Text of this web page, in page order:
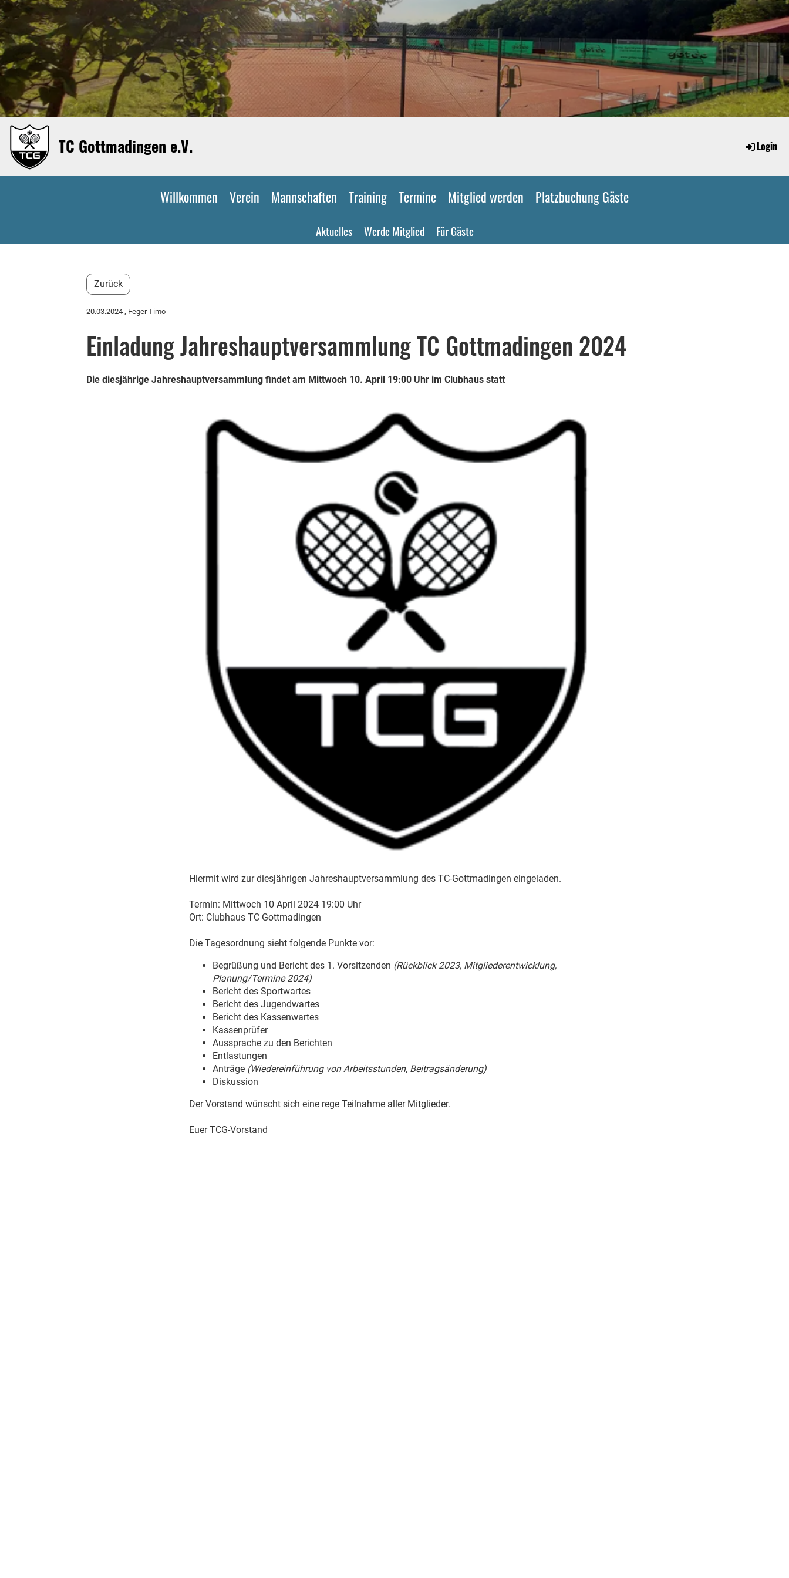
TC Gottmadingen e.V. Login
Willkommen Verein Mannschaften Training Termine Mitglied werden Platzbuchung Gäste
Aktuelles Werde Mitglied Für Gäste
Zurück
20.03.2024 , Feger Timo
Einladung Jahreshauptversammlung TC Gottmadingen 2024
Die diesjährige Jahreshauptversammlung findet am Mittwoch 10. April 19:00 Uhr im Clubhaus statt
Hiermit wird zur diesjährigen Jahreshauptversammlung des TC-Gottmadingen eingeladen.
Termin: Mittwoch 10 April 2024 19:00 Uhr
Ort: Clubhaus TC Gottmadingen
Die Tagesordnung sieht folgende Punkte vor:
Begrüßung und Bericht des 1. Vorsitzenden (Rückblick 2023, Mitgliederentwicklung,
Planung/Termine 2024)
Bericht des Sportwartes
Bericht des Jugendwartes
Bericht des Kassenwartes
Kassenprüfer
Aussprache zu den Berichten
Entlastungen
Anträge (Wiedereinführung von Arbeitsstunden, Beitragsänderung)
Diskussion
Der Vorstand wünscht sich eine rege Teilnahme aller Mitglieder.
Euer TCG-Vorstand